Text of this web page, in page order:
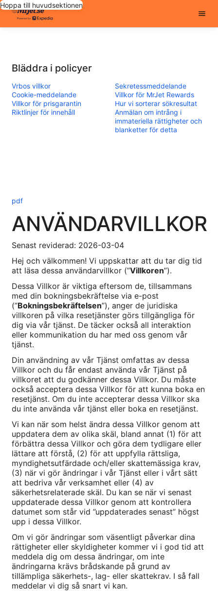
Hoppa till huvudsektionen
Bläddra i policyer
Vrbos villkor
Sekretessmeddelande
Cookie-meddelande
Villkor för MrJet Rewards
Villkor för prisgarantin
Hur vi sorterar sökresultat
Riktlinjer för innehåll
Anmälan om intrång i
immateriella rättigheter och
blanketter för detta
pdf
ANVÄNDARVILLKOR
Senast reviderad: 2026-03-04
Hej och välkommen! Vi uppskattar att du tar dig tid
att läsa dessa användarvillkor (”Villkoren”).
Dessa Villkor är viktiga eftersom de, tillsammans
med din bokningsbekräftelse via e-post
(”Bokningsbekräftelsen”), anger de juridiska
villkoren på vilka resetjänster görs tillgängliga för
dig via vår tjänst. De täcker också all interaktion
eller kommunikation du har med oss genom vår
tjänst.
Din användning av vår Tjänst omfattas av dessa
Villkor och du får endast använda vår Tjänst på
villkoret att du godkänner dessa Villkor. Du måste
också acceptera dessa Villkor för att kunna boka en
resetjänst. Om du inte accepterar dessa Villkor ska
du inte använda vår tjänst eller boka en resetjänst.
Vi kan när som helst ändra dessa Villkor genom att
uppdatera dem av olika skäl, bland annat (1) för att
förbättra dessa Villkor och göra dem tydligare eller
lättare att förstå, (2) för att uppfylla rättsliga,
myndighetsutfärdade och/eller skattemässiga krav,
(3) när vi gör ändringar i vår Tjänst eller i vårt sätt
att bedriva vår verksamhet eller (4) av
säkerhetsrelaterade skäl. Du kan se när vi senast
uppdaterade dessa Villkor genom att kontrollera
datumet som står vid ”uppdaterades senast” högst
upp i dessa Villkor.
Om vi gör ändringar som väsentligt påverkar dina
rättigheter eller skyldigheter kommer vi i god tid att
meddela dig om dessa ändringar, om inte
ändringarna krävs brådskande på grund av
tillämpliga säkerhets-, lag- eller skattekrav. I så fall
meddelar vi dig så snart vi kan.